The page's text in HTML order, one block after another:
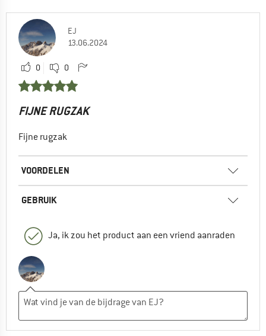
EJ
13.06.2024
0 0
FIJNE RUGZAK
Fijne rugzak
VOORDELEN
GEBRUIK
Ja, ik zou het product aan een vriend aanraden